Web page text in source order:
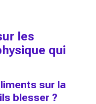
les
qui
sur la
blesser ?